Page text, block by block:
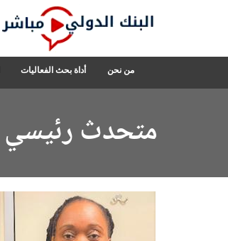
Navigation
البنك
الدولي
مباشر
من نحن أداة بحث الفعاليات
متحدث رئيسي